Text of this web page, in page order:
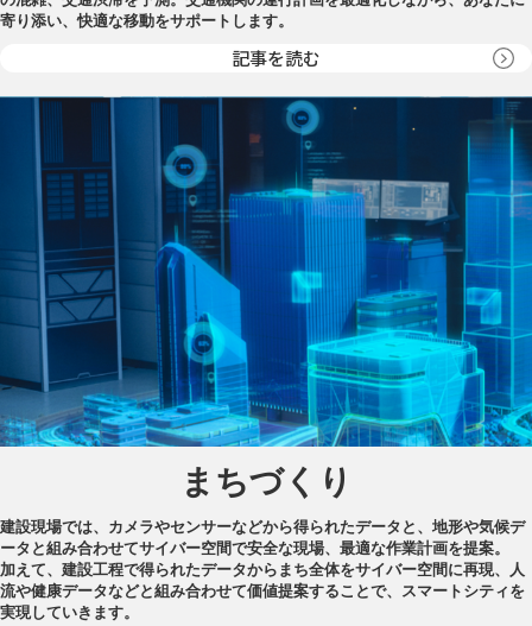
寄り添い、快適な移動をサポートします。
記事を読む
まちづくり
建設現場では、カメラやセンサーなどから得られたデータと、地形や気候デ
ータと組み合わせてサイバー空間で安全な現場、最適な作業計画を提案。
加えて、建設工程で得られたデータからまち全体をサイバー空間に再現、人
流や健康データなどと組み合わせて価値提案することで、スマートシティを
実現していきます。